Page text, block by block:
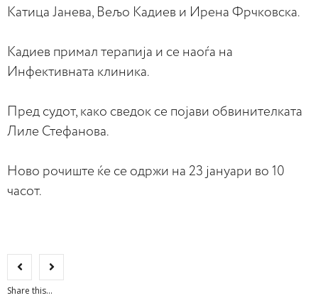
Катица Јанева, Вељо Кадиев и Ирена Фрчковска.
Кадиев примал терапија и се наоѓа на
Инфективната клиника.
Пред судот, како сведок се појави обвинителката
Лиле Стефанова.
Ново рочиште ќе се одржи на 23 јануари во 10
часот.
Share this...